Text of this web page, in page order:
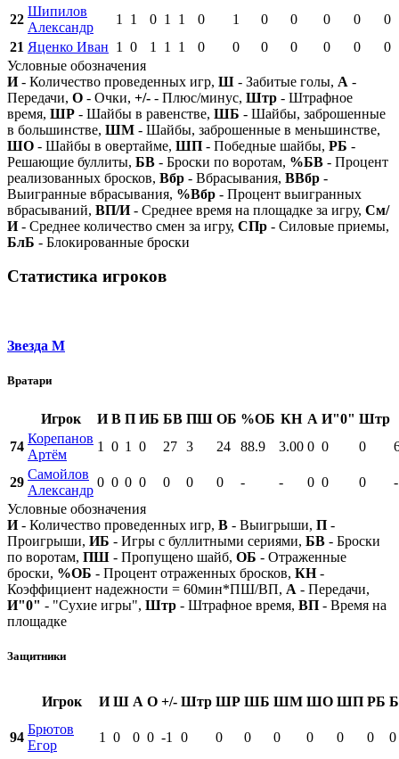
22
Шипилов
Александр
1 1 0 1 1 0 1 0 0 0 0
0
21 Яценко Иван 1 0 1 1 1 0 0 0 0 0 0
0
Условные обозначения
И- Количество проведенных игр, Ш - Забитые голы, А -
Передачи, О - Очки, +/- - Плюс/минус, Штр - Штрафное
время, ШР - Шайбы в равенстве, ШБ - Шайбы, заброшенные
в большинстве, ШМ - Шайбы, заброшенные в меньшинстве,
ШО - Шайбы в овертайме, ШП - Победные шайбы, РБ -
Решающие буллиты, БВ - Броски по воротам, %БВ - Процент
реализованных бросков, Вбр - Вбрасывания, ВВбр -
Выигранные вбрасывания, %Вбр - Процент выигранных
вбрасываний, ВП/И- Среднее время на площадке за игру, См/
И- Среднее количество смен за игру, СПр - Силовые приемы,
БлБ - Блокированные броски
Статистика игроков
Звезда М
Вратари
Игрок И В П ИБ БВ ПШ ОБ %ОБ КН А И"0" Штр
74
Корепанов
Артём
1 0 1 0 27 3 24 88.9 3.00 0 0 0
29
Самойлов
Александр
0 0 0 0 0 0 0 - - 0 0 0
-
Условные обозначения
И- Количество проведенных игр, В - Выигрыши, П -
Проигрыши, ИБ - Игры с буллитными сериями, БВ - Броски
по воротам, ПШ - Пропущено шайб, ОБ - Отраженные
броски, %ОБ - Процент отраженных бросков, КН-
Коэффициент надежности = 60мин*ПШ/ВП, А - Передачи,
И"0" - "Сухие игры", Штр - Штрафное время, ВП - Время на
площадке
Защитники
Игрок И Ш А О +/- Штр ШР ШБ ШМ ШО ШП РБ
94
Брютов
Егор
1 0 0 0 -1 0 0 0 0 0 0 0 0